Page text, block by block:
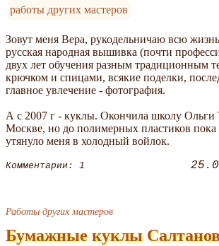
работы других мастеров
Зовут меня Вера, рукодельничаю всю
русская народная вышивка (почти
двух лет обучения разным традиционным
крючком и спицами, всякие поделки,
главное увлечение - фотография.
А с 2007 г - куклы. Окончила школу Ольги
Москве, но до полимерных пластиков пока
утянуло меня в холодный войлок.
Комментарии: 1
Работы других мастеров
Бумажные куклы